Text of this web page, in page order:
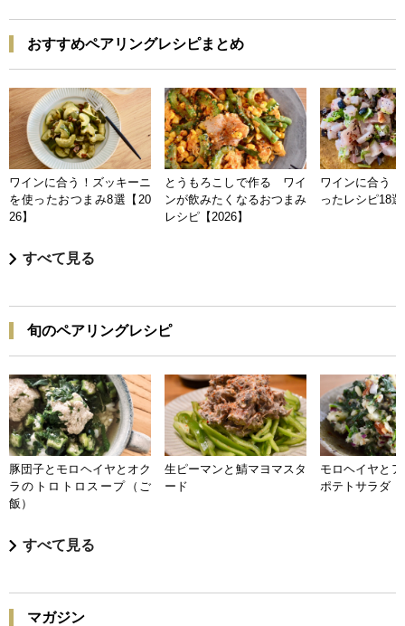
おすすめペアリングレシピまとめ
ワインに合う！ズッキーニ
を使ったおつまみ8選【20
26】
とうもろこしで作る ワイ
ンが飲みたくなるおつまみ
レシピ【2026】
ワインに合う
ったレシピ18
すべて見る
旬のペアリングレシピ
豚団子とモロヘイヤとオク
ラのトロトロスープ（ご
飯）
生ピーマンと鯖マヨマスタ
ード
モロヘイヤと
ポテトサラダ
すべて見る
マガジン